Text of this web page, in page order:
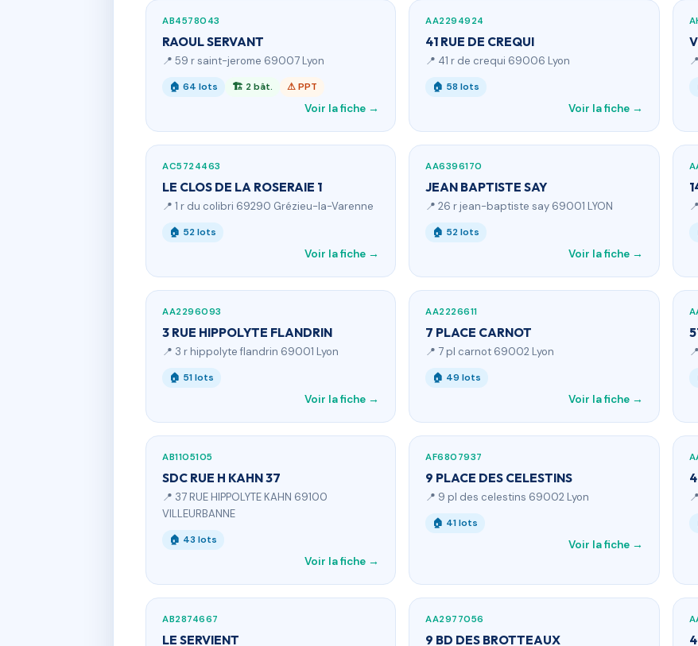
AB4578043
RAOUL SERVANT
📍 59 r saint-jerome 69007 Lyon
🏠 64 lots 🏗 2 bât. ⚠ PPT
Voir la fiche →
AA2294924
41 RUE DE CREQUI
📍 41 r de crequi 69006 Lyon
🏠 58 lots
Voir la fiche →
AC5724463
LE CLOS DE LA ROSERAIE 1
📍 1 r du colibri 69290 Grézieu-la-Varenne
🏠 52 lots
Voir la fiche →
AA6396170
JEAN BAPTISTE SAY
📍 26 r jean-baptiste say 69001 LYON
🏠 52 lots
Voir la fiche →
AA2296093
3 RUE HIPPOLYTE FLANDRIN
📍 3 r hippolyte flandrin 69001 Lyon
🏠 51 lots
Voir la fiche →
AA2226611
7 PLACE CARNOT
📍 7 pl carnot 69002 Lyon
🏠 49 lots
Voir la fiche →
AB1105105
SDC RUE H KAHN 37
📍 37 RUE HIPPOLYTE KAHN 69100
VILLEURBANNE
🏠 43 lots
Voir la fiche →
AF6807937
9 PLACE DES CELESTINS
📍 9 pl des celestins 69002 Lyon
🏠 41 lots
Voir la fiche →
AB2874667
LE SERVIENT
AA2977056
9 BD DES BROTTEAUX